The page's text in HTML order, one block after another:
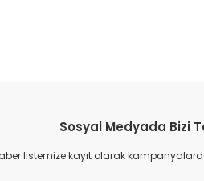
Sosyal Medyada Bizi
listemize kayıt olarak